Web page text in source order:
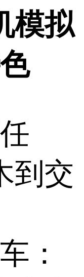
模拟
到交
：